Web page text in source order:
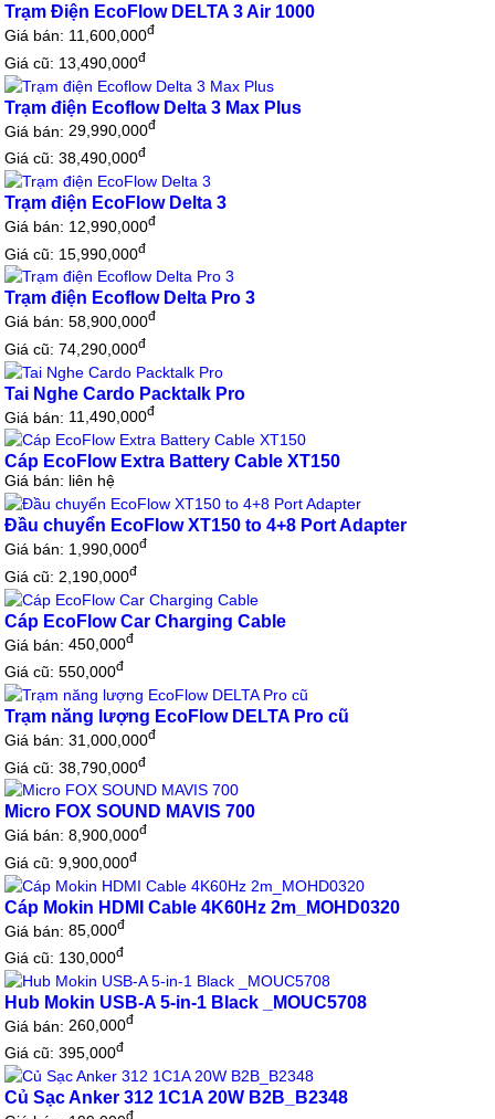
Trạm Điện EcoFlow DELTA 3 Air 1000
Giá bán: 11,600,000đ
Giá cũ: 13,490,000đ
Trạm điện Ecoflow Delta 3 Max Plus
Giá bán:29,990,000đ
Giá cũ: 38,490,000đ
Trạm điện EcoFlow Delta 3
Giá bán: 12,990,000đ
Giá cũ: 15,990,000đ
Trạm điện Ecoflow Delta Pro 3
Giá bán:58,900,000đ
Giá cũ: 74,290,000đ
Tai Nghe Cardo Packtalk Pro
Giá bán: 11,490,000đ
Cáp EcoFlow Extra Battery Cable XT150
Giá bán: liên hệ
Đầu chuyển EcoFlow XT150 to 4+8 Port Adapter
Giá bán: 1,990,000đ
Giá cũ: 2,190,000đ
Cáp EcoFlow Car Charging Cable
Giá bán:450,000đ
Giá cũ: 550,000đ
Trạm năng lượng EcoFlow DELTA Pro cũ
Giá bán:31,000,000đ
Giá cũ: 38,790,000đ
Micro FOX SOUND MAVIS 700
Giá bán:8,900,000đ
Giá cũ: 9,900,000đ
Cáp Mokin HDMI Cable 4K60Hz 2m_MOHD0320
Giá bán:85,000đ
Giá cũ: 130,000đ
Hub Mokin USB-A 5-in-1 Black _MOUC5708
Giá bán:260,000đ
Giá cũ: 395,000đ
Củ Sạc Anker 312 1C1A 20W B2B_B2348
đ